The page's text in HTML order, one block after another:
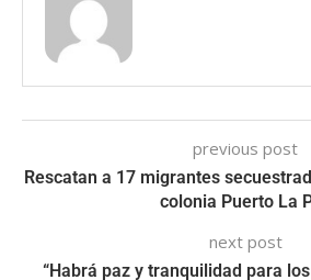
previous post
Rescatan a 17 migrantes
colonia Puerto La
next post
“Habrá paz y tranquilidad para